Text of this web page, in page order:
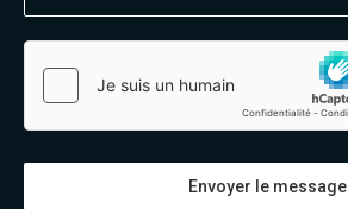
Envoyer le message